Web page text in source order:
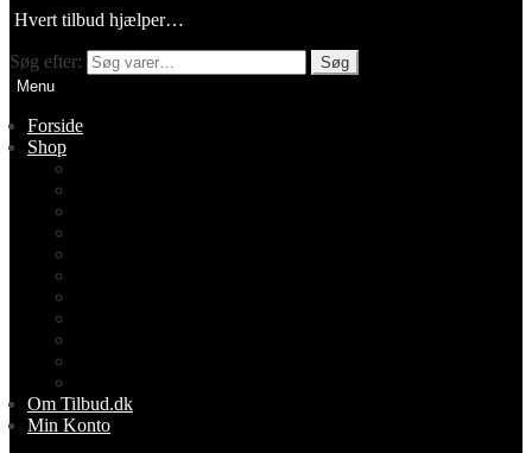
Hvert tilbud hjælper…
Søg efter:
Søg
Menu
Forside
Shop
Om Tilbud.dk
Min Konto